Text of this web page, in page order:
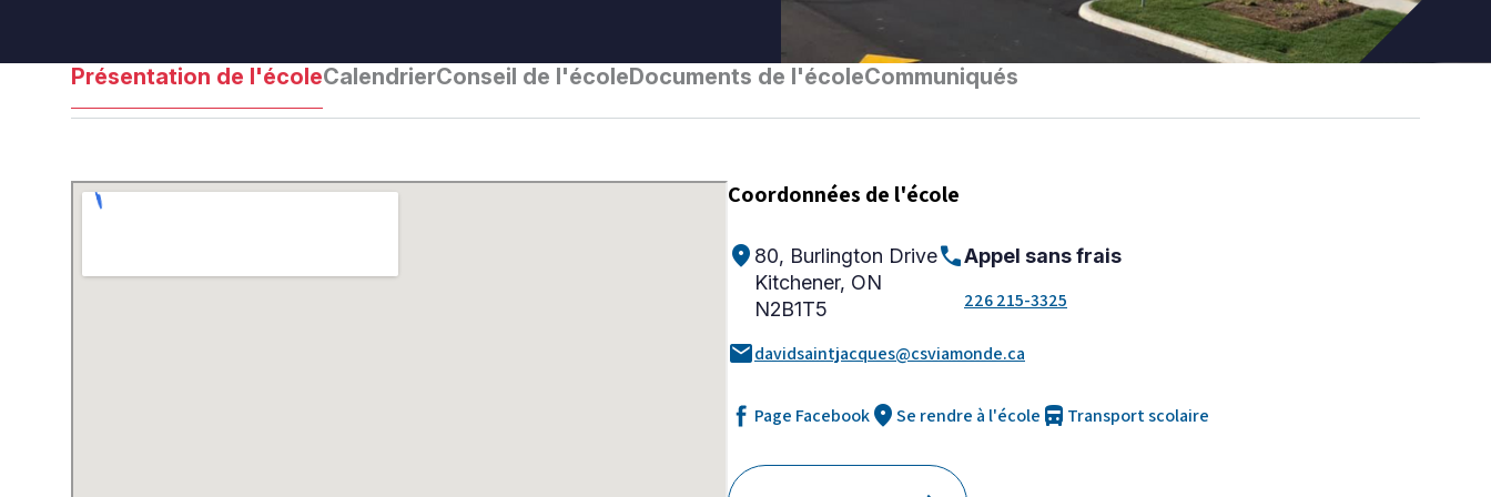
Présentation de l'écoleCalendrierConseil de l'écoleDocuments de l'écoleCommuniqués
Coordonnées de l'école
location_on 80, Burlington Drive
Kitchener, ON
N2B1T5
callAppel sans frais
226 215-3325
maildavidsaintjacques@csviamonde.ca
Page Facebooklocation_onSe rendre à l'école directions_bus Transport scolaire